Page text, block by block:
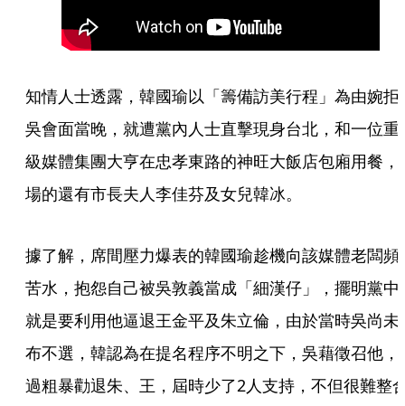
知情人士透露，韓國瑜以「籌備訪美行程」為由婉拒
吳會面當晚，就遭黨內人士直擊現身台北，和一位重
級媒體集團大亨在忠孝東路的神旺大飯店包廂用餐，
場的還有市長夫人李佳芬及女兒韓冰。
據了解，席間壓力爆表的韓國瑜趁機向該媒體老闆頻
苦水，抱怨自己被吳敦義當成「細漢仔」，擺明黨中
就是要利用他逼退王金平及朱立倫，由於當時吳尚未
布不選，韓認為在提名程序不明之下，吳藉徵召他，
過粗暴勸退朱、王，屆時少了2人支持，不但很難整